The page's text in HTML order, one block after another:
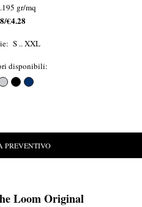
gr/mq
€4.28
S .. XXL
disponibili:
PREVENTIVO
Loom Original